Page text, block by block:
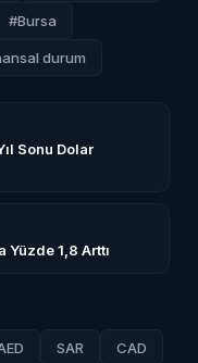
#Bursa
durum
Sonu Dolar
Yüzde 1,8 Arttı
SAR CAD